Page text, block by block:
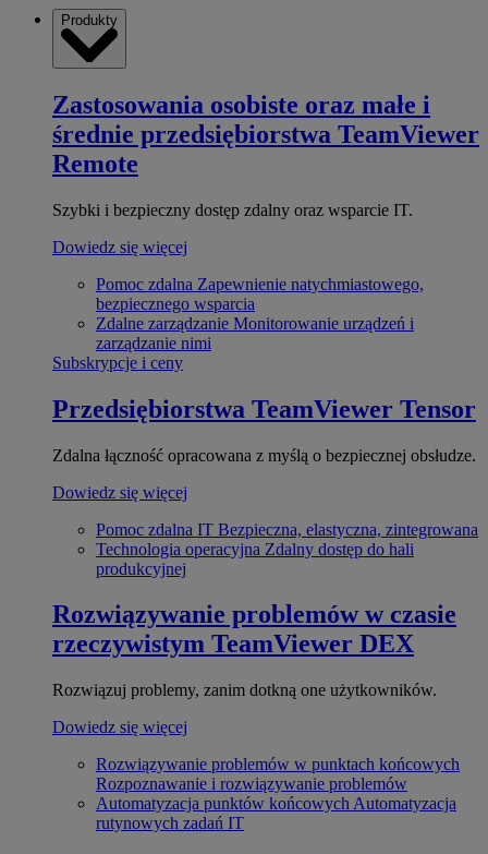
Produkty
Zastosowania osobiste oraz małe i
średnie przedsiębiorstwa TeamViewer
Remote
Szybki i bezpieczny dostęp zdalny oraz wsparcie IT.
Dowiedz się więcej
Pomoc zdalna Zapewnienie natychmiastowego,
bezpiecznego wsparcia
Zdalne zarządzanie Monitorowanie urządzeń i
zarządzanie nimi
Subskrypcje i ceny
Przedsiębiorstwa TeamViewer Tensor
Zdalna łączność opracowana z myślą o bezpiecznej obsłudze.
Dowiedz się więcej
Pomoc zdalna IT Bezpieczna, elastyczna, zintegrowana
Technologia operacyjna Zdalny dostęp do hali
produkcyjnej
Rozwiązywanie problemów w czasie
rzeczywistym TeamViewer DEX
Rozwiązuj problemy, zanim dotkną one użytkowników.
Dowiedz się więcej
Rozwiązywanie problemów w punktach końcowych
Rozpoznawanie i rozwiązywanie problemów
Automatyzacja punktów końcowych Automatyzacja
rutynowych zadań IT